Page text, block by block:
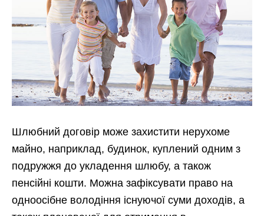
Шлюбний договір може захистити нерухоме
майно, наприклад, будинок, куплений одним з
подружжя до укладення шлюбу, а також
пенсійні кошти. Можна зафіксувати право на
одноосібне володіння існуючої суми доходів, а